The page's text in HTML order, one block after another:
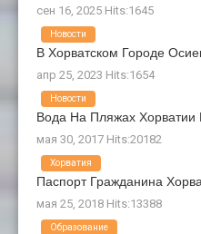
сен 16, 2025 Hits:1645
В Хорватском Городе
апр 25, 2023 Hits:1654
Новости
Вода На Пляжах
мая 30, 2017 Hits:20182
Новости
Паспорт Гражданина
мая 25, 2018 Hits:13388
Хорватия
Образование